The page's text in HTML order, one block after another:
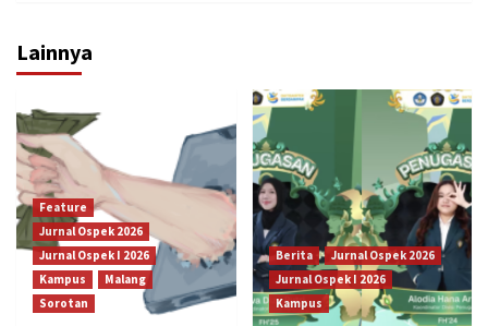
Lainnya
Feature
Jurnal Ospek 2026
Jurnal Ospek I 2026
Kampus
Malang
Sorotan
Berita
Jurnal Ospek 2026
Jurnal Ospek I 2026
Kampus